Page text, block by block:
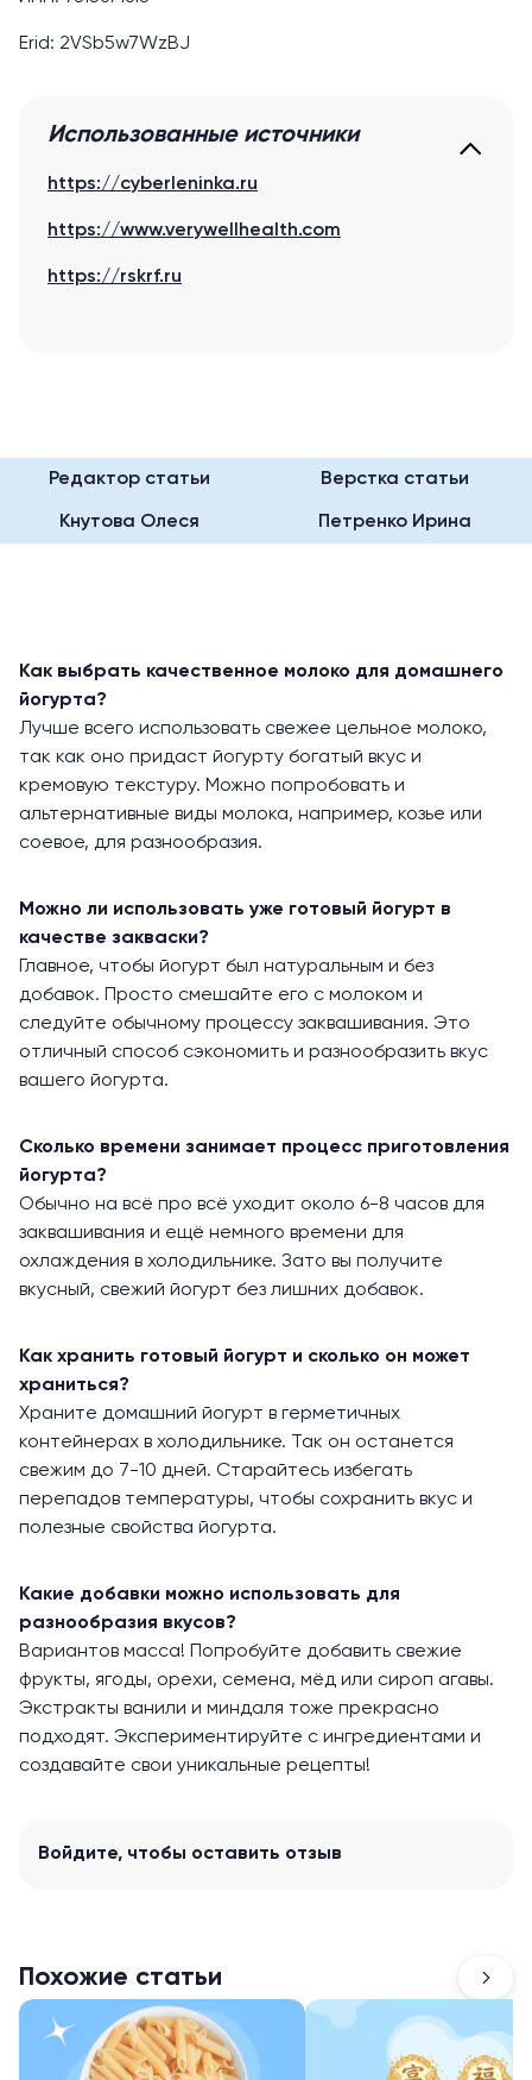
Erid: 2VSb5w7WzBJ
Использованные источники
https://cyberleninka.ru
https://www.verywellhealth.com
https://rskrf.ru
Редактор статьи Верстка статьи
Кнутова Олеся Петренко Ирина
Как выбрать качественное молоко для домашнего
йогурта?
Лучше всего использовать свежее цельное молоко,
так как оно придаст йогурту богатый вкус и
кремовую текстуру. Можно попробовать и
альтернативные виды молока, например, козье или
соевое, для разнообразия.
Можно ли использовать уже готовый йогурт в
качестве закваски?
Главное, чтобы йогурт был натуральным и без
добавок. Просто смешайте его с молоком и
следуйте обычному процессу заквашивания. Это
отличный способ сэкономить и разнообразить вкус
вашего йогурта.
Сколько времени занимает процесс приготовления
йогурта?
Обычно на всё про всё уходит около 6-8 часов для
заквашивания и ещё немного времени для
охлаждения в холодильнике. Зато вы получите
вкусный, свежий йогурт без лишних добавок.
Как хранить готовый йогурт и сколько он может
храниться?
Храните домашний йогурт в герметичных
контейнерах в холодильнике. Так он останется
свежим до 7-10 дней. Старайтесь избегать
перепадов температуры, чтобы сохранить вкус и
полезные свойства йогурта.
Какие добавки можно использовать для
разнообразия вкусов?
Вариантов масса! Попробуйте добавить свежие
фрукты, ягоды, орехи, семена, мёд или сироп агавы.
Экстракты ванили и миндаля тоже прекрасно
подходят. Экспериментируйте с ингредиентами и
создавайте свои уникальные рецепты!
Войдите, чтобы оставить отзыв
Похожие статьи